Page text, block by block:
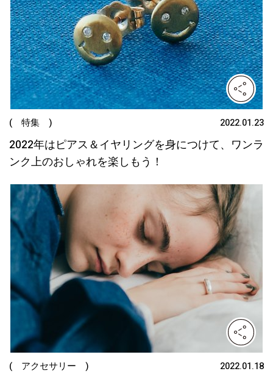
( 特集 ) 2022.01.23
2022年はピアス＆イヤリングを身につけて、ワンラ
ンク上のおしゃれを楽しもう！
( アクセサリー ) 2022.01.18